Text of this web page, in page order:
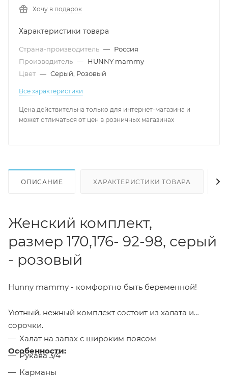
Хочу в подарок
Характеристики товара
Страна-производитель — Россия
Производитель — HUNNY mammy
Цвет — Серый, Розовый
Все характеристики
Цена действительна только для интернет-магазина и
может отличаться от цен в розничных магазинах
ОПИСАНИЕ ХАРАКТЕРИСТИКИ ТОВАРА
Женский комплект,
размер 170,176- 92-98, серый
- розовый
Hunny mammy - комфортно быть беременной!
Уютный, нежный комплект состоит из халата и
сорочки.
Особенности:
Халат на запах с широким поясом
Рукава 3/4
Карманы